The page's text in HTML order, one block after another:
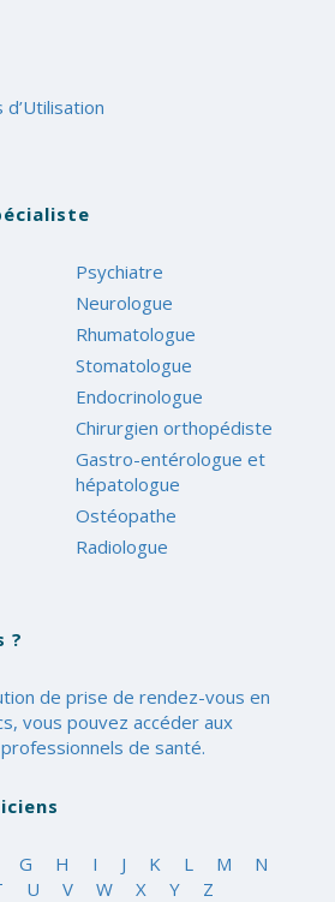
Psychiatre
Neurologue
Rhumatologue
Stomatologue
Endocrinologue
Chirurgien orthopédiste
Gastro-entérologue et
hépatologue
Ostéopathe
Radiologue
?
de prise de rendez-vous en
vous pouvez accéder aux
de santé.
G H I J K L M
N
U V W X Y Z